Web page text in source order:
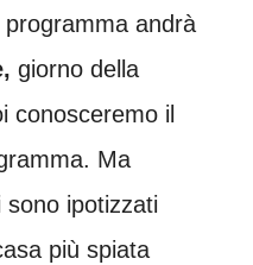
andrà
giorno della
conosceremo il
Ma
ipotizzati
più spiata